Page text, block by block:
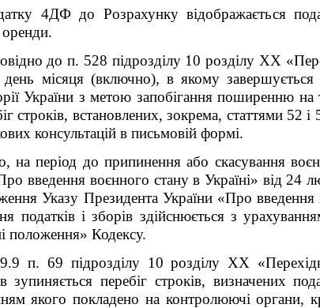
4ДФ до Розрахунку відображається
оренди.
до п. 528 підрозділу 10 розділу XX
день місяця (включно), в якому завершується
України з метою запобігання поширенню
строків, встановлених, зокрема, статтями
консультацій в письмовій формі.
на період до припинення або скасування
введення воєнного стану в Україні» від
Указу Президента України «Про
і зборів здійснюється з
положення» Кодексу.
п. 69 підрозділу 10 розділу XX
зупиняється перебіг строків, визначених
якого покладено на контролюючі органи,